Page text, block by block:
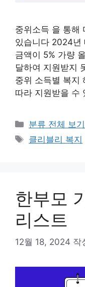
중위소득 을 통해
있습니다 2024년
금액이 5% 가량
달하여 지원받지
중위 소득별 복지
따라 지원받을 수
카
테
분류 전체 보기
태
클리블리 복지
한부모
리스트
12월 18, 2024 작